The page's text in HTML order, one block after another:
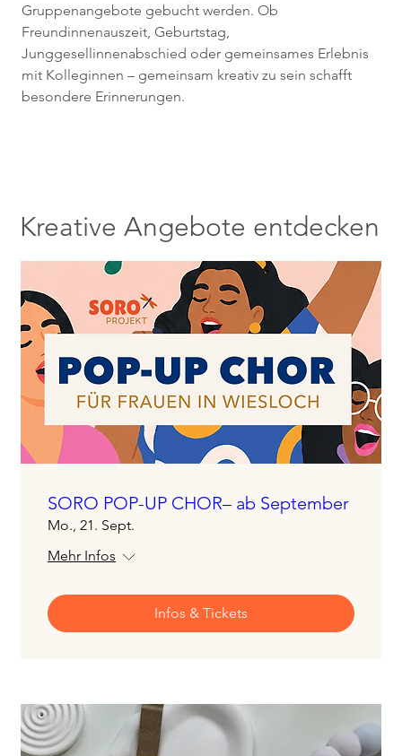
Gruppenangebote gebucht werden. Ob
Freundinnenauszeit, Geburtstag,
Junggesellinnenabschied oder gemeinsames Erlebnis
mit Kolleginnen – gemeinsam kreativ zu sein schafft
besondere Erinnerungen.
Kreative Angebote entdecken
SORO POP-UP CHOR– ab September
Mo., 21. Sept.
Mehr Infos
Infos & Tickets